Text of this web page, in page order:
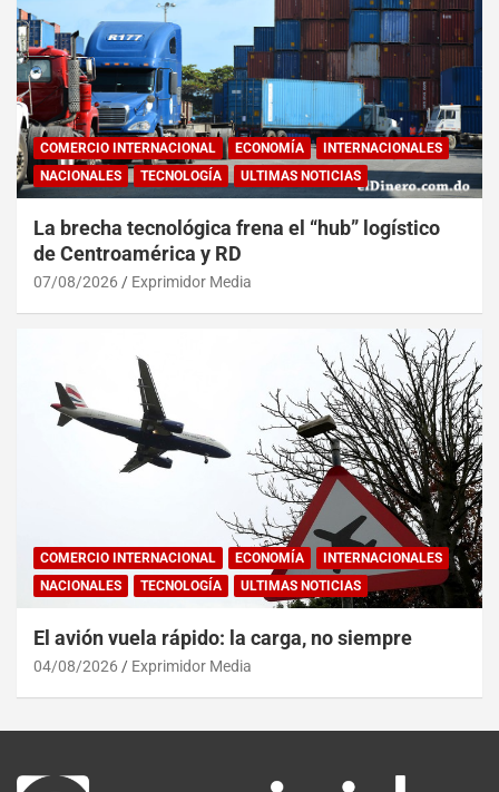
COMERCIO INTERNACIONAL ECONOMÍA
INTERNACIONALES
NACIONALES
TECNOLOGÍA ULTIMAS NOTICIAS
La brecha tecnológica frena el “hub” logístico
de Centroamérica y RD
07/08/2026 Exprimidor Media
COMERCIO INTERNACIONAL ECONOMÍA
INTERNACIONALES
NACIONALES
TECNOLOGÍA ULTIMAS NOTICIAS
El avión vuela rápido: la carga, no siempre
04/08/2026 Exprimidor Media